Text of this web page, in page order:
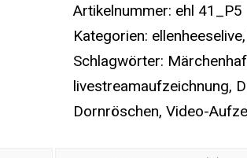
|
Aufzeichnung
von
Artikelnummer: ehl 41_P5
Kategorien: ellenheeselive,
Schlagwörter:
livestreamaufzeichnung,
Dornröschen, Video-